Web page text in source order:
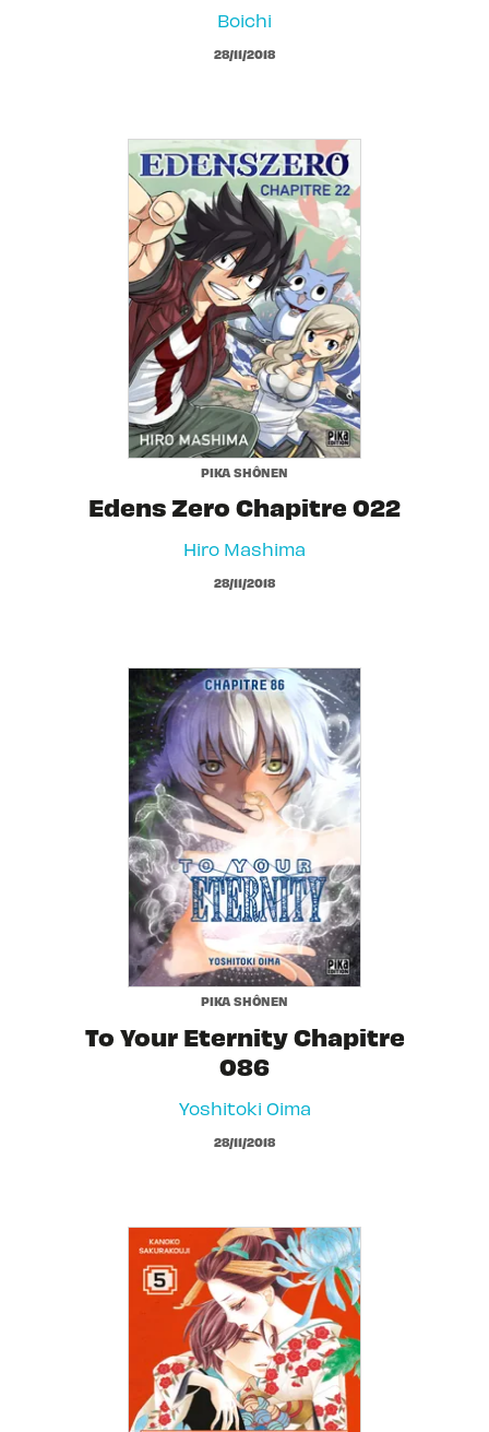
Boichi
28/11/2018
PIKA SHÔNEN
Edens Zero Chapitre 022
Hiro Mashima
28/11/2018
PIKA SHÔNEN
To Your Eternity Chapitre
086
Yoshitoki Oima
28/11/2018